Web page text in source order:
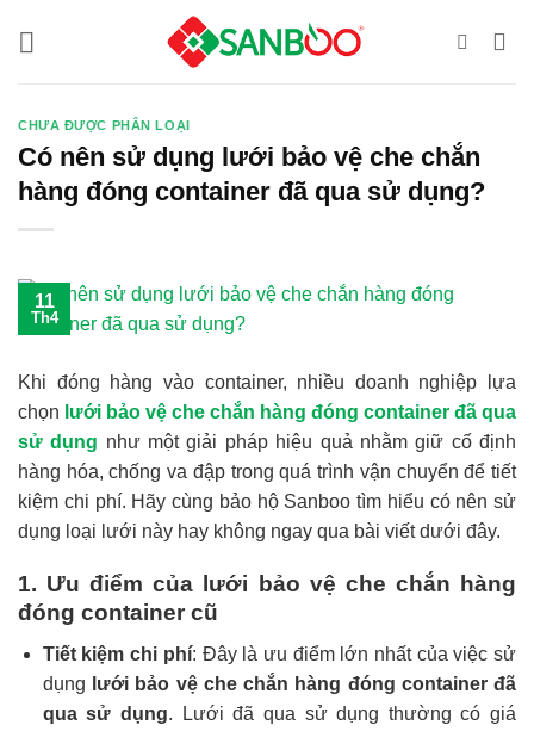
CHƯA ĐƯỢC PHÂN LOẠI
Có nên sử dụng lưới bảo vệ che chắn
hàng đóng container đã qua sử dụng?
11
Th4
Khi đóng hàng vào container, nhiều doanh nghiệp lựa
chọn lưới bảo vệ che chắn hàng đóng container đã qua
sử dụng như một giải pháp hiệu quả nhằm giữ cố định
hàng hóa, chống va đập trong quá trình vận chuyển để tiết
kiệm chi phí. Hãy cùng bảo hộ Sanboo tìm hiểu có nên sử
dụng loại lưới này hay không ngay qua bài viết dưới đây.
1. Ưu điểm của lưới bảo vệ che chắn hàng
đóng container cũ
Tiết kiệm chi phí: Đây là ưu điểm lớn nhất của việc sử
dụng
lưới bảo vệ che chắn hàng đóng container đã
qua sử dụng. Lưới đã qua sử dụng thường có giá